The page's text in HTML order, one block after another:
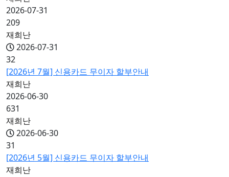
2026-07-31
209
재희난
2026-07-31
32
[2026년 7월] 신용카드 무이자 할부안내
재희난
2026-06-30
631
재희난
2026-06-30
31
[2026년 5월] 신용카드 무이자 할부안내
재희난